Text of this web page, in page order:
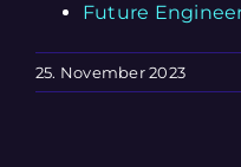
Future
25. November 2023